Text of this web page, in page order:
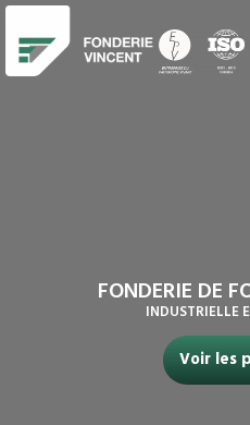
FONDERIE DE
INDUSTRIELLE
Voir les